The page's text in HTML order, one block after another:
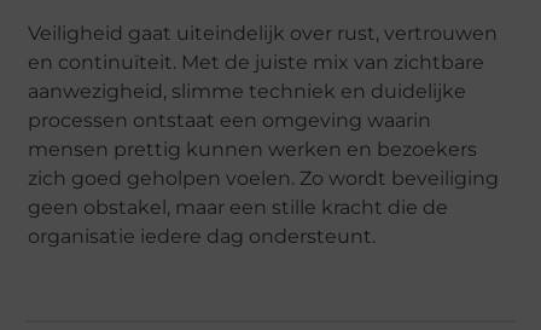
Veiligheid gaat uiteindelijk over rust, vertrouwen
en continuïteit. Met de juiste mix van zichtbare
aanwezigheid, slimme techniek en duidelijke
processen ontstaat een omgeving waarin
mensen prettig kunnen werken en bezoekers
zich goed geholpen voelen. Zo wordt beveiliging
geen obstakel, maar een stille kracht die de
organisatie iedere dag ondersteunt.